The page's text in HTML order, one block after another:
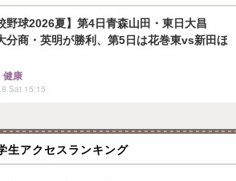
野球2026夏】第4日青森山田・東日大昌
分商・英明が勝利、第5日は花巻東vs新田ほ
健康
Sat 15:15
生アクセスランキング